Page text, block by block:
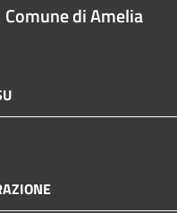
Comune di Amelia